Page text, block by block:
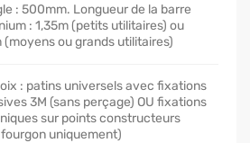
: 500mm. Longueur de la barre
: 1,35m (petits utilitaires) ou
(moyens ou grands utilitaires)
: patins universels avec fixations
3M (sans perçage) OU fixations
sur points constructeurs
uniquement)